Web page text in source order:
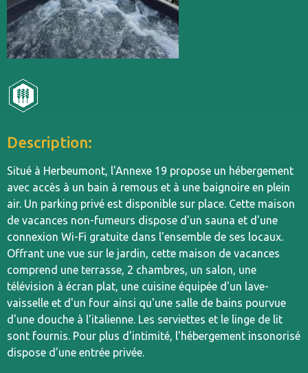
Description:
Situé à Herbeumont, l'Annexe 19 propose un hébergement
avec accès à un bain à remous et à une baignoire en plein
air. Un parking privé est disponible sur place. Cette maison
de vacances non-fumeurs dispose d'un sauna et d'une
connexion Wi-Fi gratuite dans l'ensemble de ses locaux.
Offrant une vue sur le jardin, cette maison de vacances
comprend une terrasse, 2 chambres, un salon, une
télévision à écran plat, une cuisine équipée d'un lave-
vaisselle et d'un four ainsi qu'une salle de bains pourvue
d'une douche à l'italienne. Les serviettes et le linge de lit
sont fournis. Pour plus d'intimité, l'hébergement insonorisé
dispose d'une entrée privée.